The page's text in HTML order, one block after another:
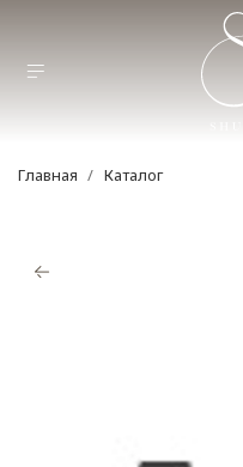
Главная Каталог